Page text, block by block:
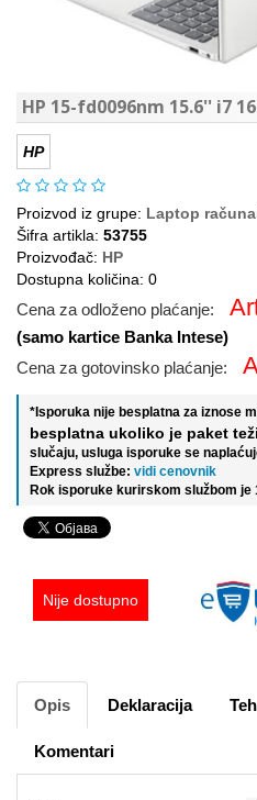
HP 15-fd0096nm 15.6'' i7
HP
Proizvod iz grupe: Laptop
Šifra artikla: 53755
Proizvođač: HP
Dostupna količina: 0
Cena za odloženo plaćanje:
(samo kartice Banka Intese)
Cena za gotovinsko plaćanje:
*Isporuka nije besplatna za iznose
besplatna ukoliko je paket
slučaju, usluga isporuke se
Express službe: vidi cenovnik
Rok isporuke kurirskom službom je
Nije dostupno
Opis Deklaracija
Komentari